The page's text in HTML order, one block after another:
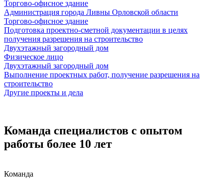
Торгово-офисное здание
Администрация города Ливны Орловской области
Торгово-офисное здание
Подготовка проектно-сметной документации в целях
получения разрешения на строительство
Двухэтажный загородный дом
Физическое лицо
Двухэтажный загородный дом
Выполнение проектных работ, получение разрешения на
строительство
Другие проекты и дела
Команда специалистов с опытом
работы более 10 лет
Команда